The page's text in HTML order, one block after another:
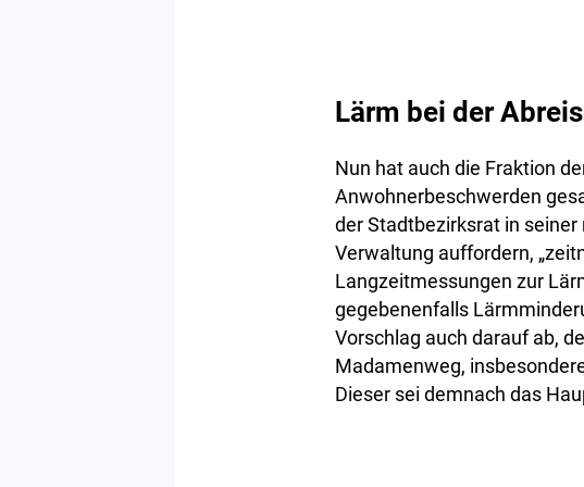
Lärm bei der
Nun hat auch die Fraktion
Anwohnerbeschwerden
der Stadtbezirksrat in
Verwaltung auffordern,
Langzeitmessungen zur
gegebenenfalls
Vorschlag auch darauf ab,
Madamenweg,
Dieser sei demnach das